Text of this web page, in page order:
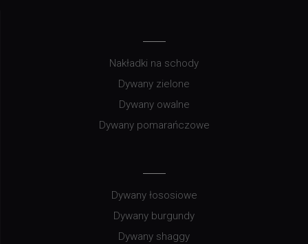
Nakładki na schody
Dywany zielone
Dywany owalne
Dywany pomarańczowe
Dywany łososiowe
Dywany burgundy
Dywany shaggy